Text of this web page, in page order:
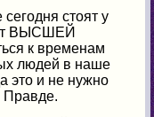
стоят у
ВЫСШЕЙ
к временам
людей в наше
это и не нужно
Правде.